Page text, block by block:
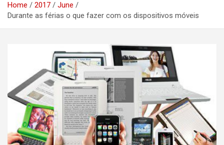
Home 2017
June
Durante as férias o que fazer com os dispositivos móveis